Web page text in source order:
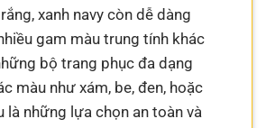
xanh navy còn dễ dàng
gam màu trung tính khác
bộ trang phục đa dạng
màu như xám, be, đen, hoặc
là những lựa chọn an toàn và